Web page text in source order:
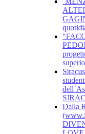
Dalla